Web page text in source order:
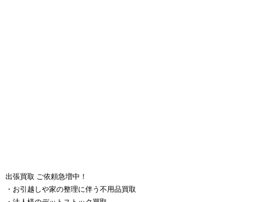
出張買取 ご依頼急増中！
・お引越しや家の整理に伴う不用品買取